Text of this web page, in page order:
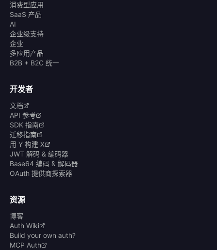
消费型应用
SaaS 产品
AI
企业级支持
企业
多应用产品
B2B + B2C 统一
开发者
文档
API 参考
SDK 指南
迁移指南
用 Y 构建 X
JWT 解码 & 编码器
Base64 编码 & 解码器
OAuth 提供商探索器
资源
博客
Auth Wiki
Build your own auth?
MCP Auth